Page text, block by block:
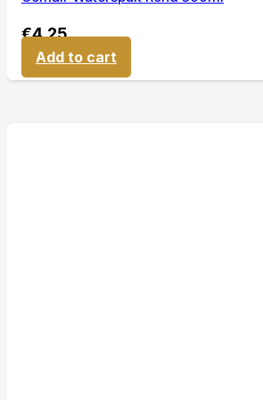
€4,25
Add to cart